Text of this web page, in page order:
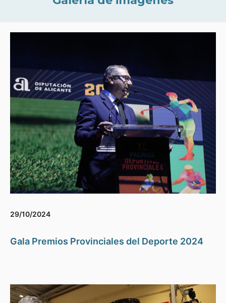
29/10/2024
Gala Premios Provinciales del Deporte 2024